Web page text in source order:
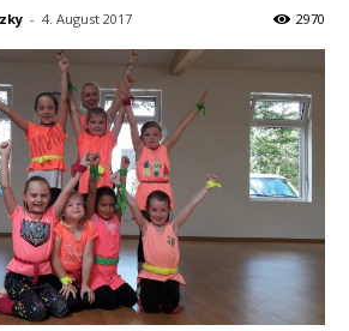
- 4. August 2017 2970